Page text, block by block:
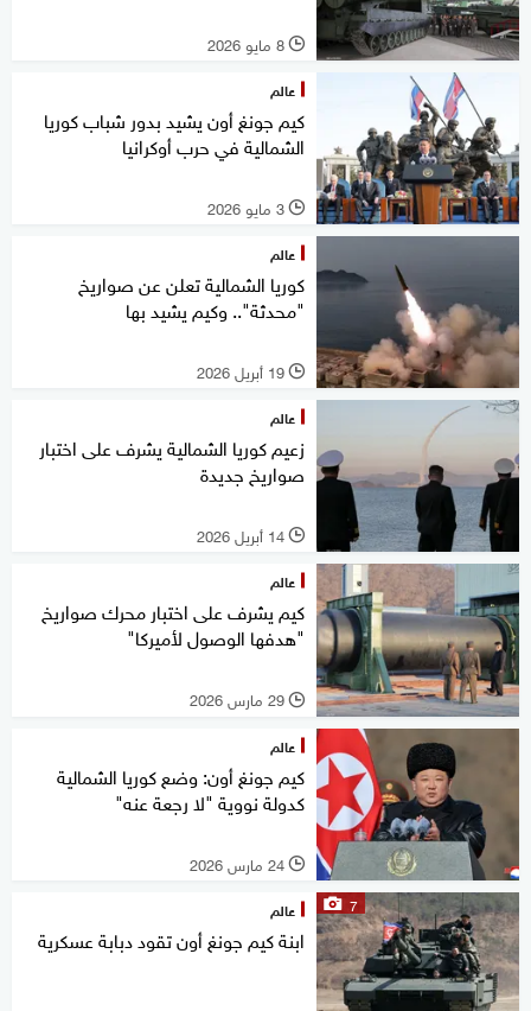
l 8 مايو 2026
عالم
كيم جونغ أون يشيد بدور شباب كوريا
الشمالية في حرب أوكرانيا
l 3 مايو 2026
عالم
كوريا الشمالية تعلن عن صواريخ
"محدثة".. وكيم يشيد بها
l 19 أبريل 2026
عالم
زعيم كوريا الشمالية يشرف على اختبار
صواريخ جديدة
l 14 أبريل 2026
عالم
كيم يشرف على اختبار محرك صواريخ
"هدفها الوصول لأميركا"
l 29 مارس 2026
عالم
كيم جونغ أون: وضع كوريا الشمالية
كدولة نووية "لا رجعة عنه"
l 24 مارس 2026
7 عالم
ابنة كيم جونغ أون تقود دبابة عسكرية